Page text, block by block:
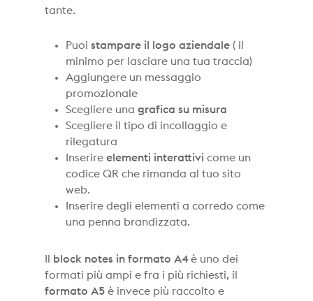
tante.
Puoistampare il logo aziendale ( il
minimo per lasciare una tua traccia)
Aggiungere un messaggio
promozionale
Scegliere unagrafica su misura
Scegliere il tipo di incollaggio e
rilegatura
Inserireelementi interattivi come un
codice QR che rimanda al tuo sito
web.
Inserire degli elementi a corredo come
una penna brandizzata.
block notes in formato A4è uno dei
formati più ampi e fra i più richiesti, il
formato A5 è invece più raccolto e